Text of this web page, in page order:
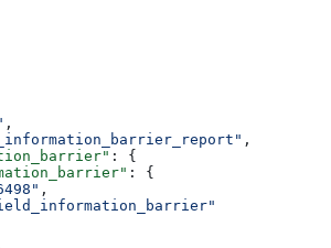
,
,
: {
: {
,